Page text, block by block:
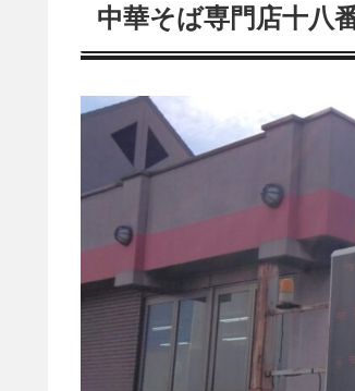
中華そば専門店十八